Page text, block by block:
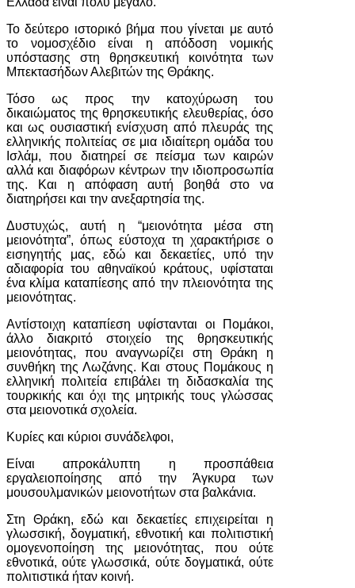
Το δεύτερο ιστορικό βήμα που γίνεται με αυτό
το νομοσχέδιο είναι η απόδοση νομικής
υπόστασης στη θρησκευτική κοινότητα των
Μπεκτασήδων Αλεβιτών της Θράκης.
Τόσο ως προς την κατοχύρωση του
δικαιώματος της θρησκευτικής ελευθερίας, όσο
και ως ουσιαστική ενίσχυση από πλευράς της
ελληνικής πολιτείας σε μια ιδιαίτερη ομάδα του
Ισλάμ, που διατηρεί σε πείσμα των καιρών
αλλά και διαφόρων κέντρων την ιδιοπροσωπία
της. Και η απόφαση αυτή βοηθά στο να
διατηρήσει και την ανεξαρτησία της.
Δυστυχώς, αυτή η “μειονότητα μέσα στη
μειονότητα”, όπως εύστοχα τη χαρακτήρισε ο
εισηγητής μας, εδώ και δεκαετίες, υπό την
αδιαφορία του αθηναϊκού κράτους, υφίσταται
ένα κλίμα καταπίεσης από την πλειονότητα της
μειονότητας.
Αντίστοιχη καταπίεση υφίστανται οι Πομάκοι,
άλλο διακριτό στοιχείο της θρησκευτικής
μειονότητας, που αναγνωρίζει στη Θράκη η
συνθήκη της Λωζάνης. Και στους Πομάκους η
ελληνική πολιτεία επιβάλει τη διδασκαλία της
τουρκικής και όχι της μητρικής τους γλώσσας
στα μειονοτικά σχολεία.
Κυρίες και κύριοι συνάδελφοι,
Είναι απροκάλυπτη η προσπάθεια
εργαλειοποίησης από την Άγκυρα των
μουσουλμανικών μειονοτήτων στα βαλκάνια.
Στη Θράκη, εδώ και δεκαετίες επιχειρείται η
γλωσσική, δογματική, εθνοτική και πολιτιστική
ομογενοποίηση της μειονότητας, που ούτε
εθνοτικά, ούτε γλωσσικά, ούτε δογματικά, ούτε
πολιτιστικά ήταν κοινή.